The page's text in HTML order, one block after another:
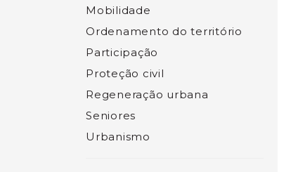
Mobilidade
Ordenamento do território
Participação
Proteção civil
Regeneração urbana
Seniores
Urbanismo